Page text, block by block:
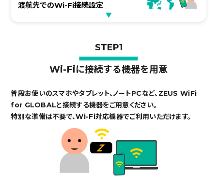
渡航先でのWi-Fi接続設定
▼
STEP1
Wi-Fiに接続する機器を用意
普段お使いのスマホやタブレット、ノートPCなど、ZEUS WiFi
for GLOBALと接続する機器をご用意ください。
特別な準備は不要で、Wi-Fi対応機器でご利用いただけます。